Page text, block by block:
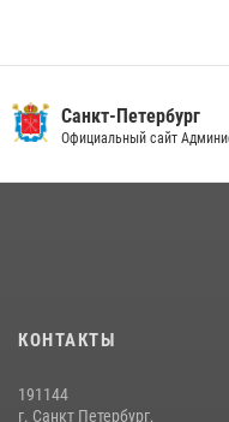
В Красногвардейском
угрожавшего мужчине
на III Международном
Санкт-Петербург
Официальный сайт
КОНТАКТЫ
191144
г. Санкт Петербург,